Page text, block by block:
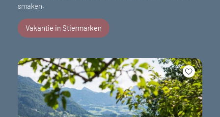
smaken.
Vakantie in Stiermarken